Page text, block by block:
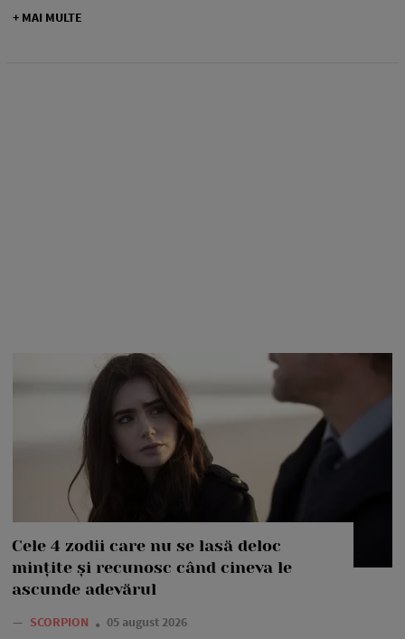
+ MAI MULTE
Cele 4 zodii care nu se lasă deloc
mințite și recunosc când cineva le
ascunde adevărul
— SCORPION 05 august 2026